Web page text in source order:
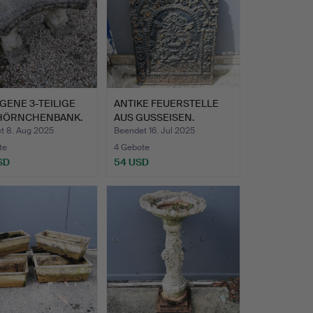
3-TEILIGE
8. Aug 2025
ANTIKE FEUERSTELLE
AUS GUSSEISEN.
Beendet 16. Jul 2025
4 Gebote
54 USD